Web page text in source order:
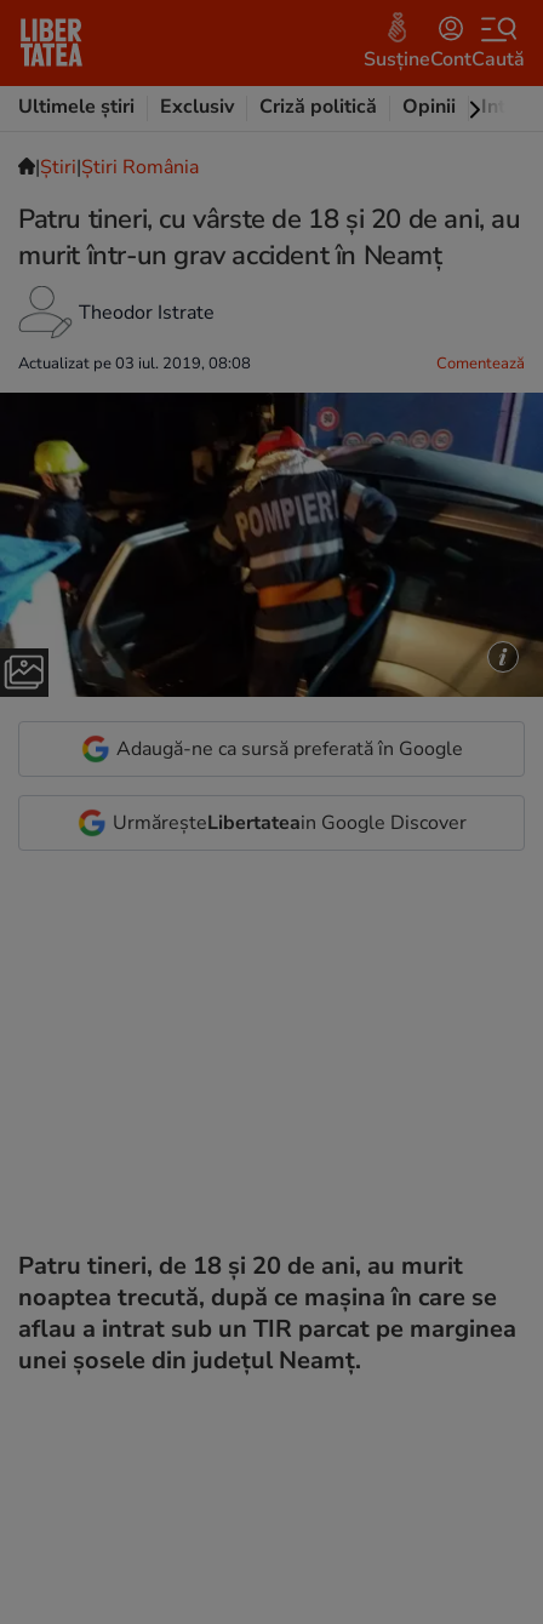
SusțineContCaută
Ultimele știri
Exclusiv Criză politică Opinii
|Ştiri|Știri România
Patru tineri, cu vârste de 18 și 20 de ani, au
murit într-un grav accident în Neamț
Theodor Istrate
Actualizat pe 03 iul. 2019, 08:08 Comentează
Adaugă-ne ca sursă preferată în Google
UrmăreșteLibertateain Google Discover
Patru tineri, de 18 și 20 de ani, au murit
noaptea trecută, după ce mașina în care se
aflau a intrat sub un TIR parcat pe marginea
unei șosele din județul Neamț.